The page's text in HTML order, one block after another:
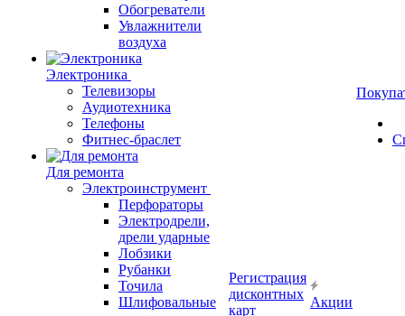
Обогреватели
Увлажнители
воздуха
Электроника
Телевизоры
Аудиотехника
Телефоны
Фитнес-браслет
Для ремонта
Электроинструмент
Перфораторы
Электродрели,
дрели ударные
Лобзики
Рубанки
Точила
Шлифовальные
Регистрация
дисконтных
карт
Акции